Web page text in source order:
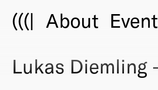
(((| About
Lukas Diemling